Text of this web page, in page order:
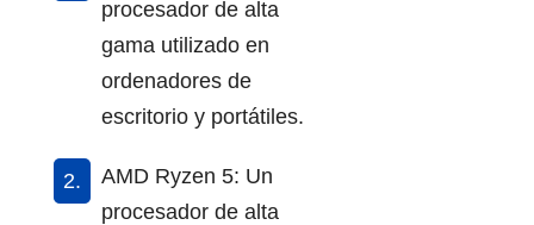
procesador de alta
gama utilizado en
ordenadores de
escritorio y portátiles.
AMD Ryzen 5: Un
procesador de alta